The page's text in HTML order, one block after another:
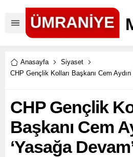
Anasayfa
Siyaset
CHP Gençlik Kolları Başkanı Cem Aydın
CHP Gençlik
Başkanı Cem
‘Yasağa